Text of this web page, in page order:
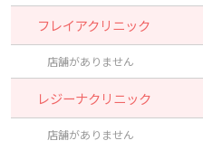
フレイアクリニック
店舗がありません
レジーナクリニック
店舗がありません